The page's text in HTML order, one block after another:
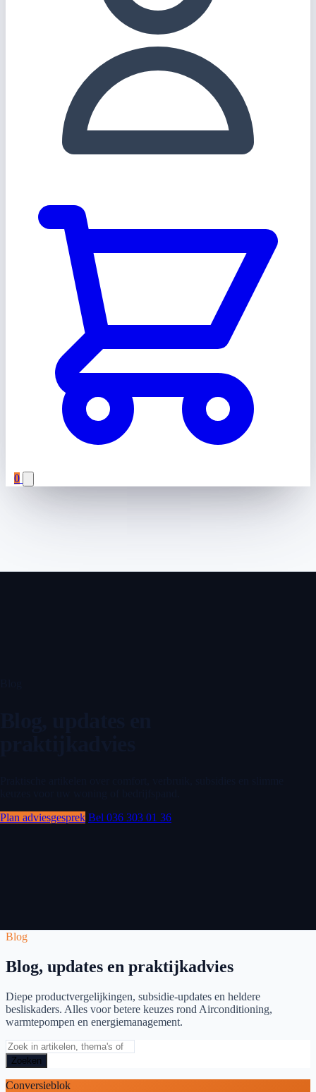
0
Plan adviesgesprek Bel 036 303 01 36
Blog
Blog, updates en praktijkadvies
Diepe productvergelijkingen, subsidie-updates en heldere
besliskaders. Alles voor betere keuzes rond Airconditioning,
warmtepompen en energiemanagement.
Zoeken
Conversieblok